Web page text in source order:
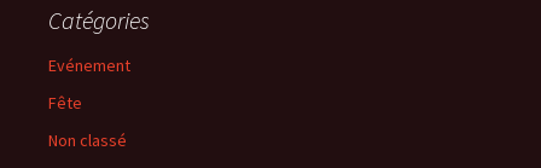
Catégories
Evénement
Fête
Non classé